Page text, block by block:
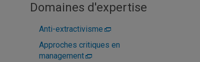
Domaines d'expertise
Anti-extractivisme
Approches critiques en
management